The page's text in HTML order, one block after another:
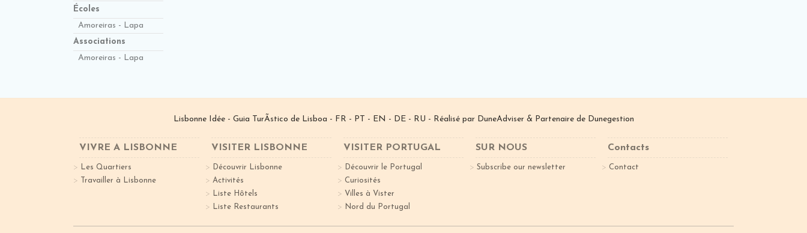
Écoles
Amoreiras - Lapa
Associations
Amoreiras - Lapa
Lisbonne Idée - Guia TurÃ­stico de Lisboa - FR - PT - EN - DE- RU - Réalisé par DuneAdviser & Partenaire de Dunegestion
VIVRE A LISBONNE
Les Quartiers
Travailler à Lisbonne
VISITER LISBONNE
Découvrir Lisbonne
Activités
Liste Hôtels
Liste Restaurants
VISITER PORTUGAL
Découvrir le Portugal
Curiosités
Villes à Vister
Nord du Portugal
SUR NOUS
Subscribe our newsletter
Contacts
Contact